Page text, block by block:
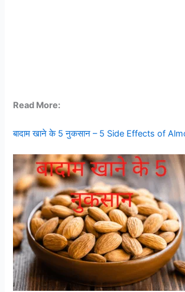
Read More:
बादाम खाने के 5 नुकसान – 5 Side Effects of